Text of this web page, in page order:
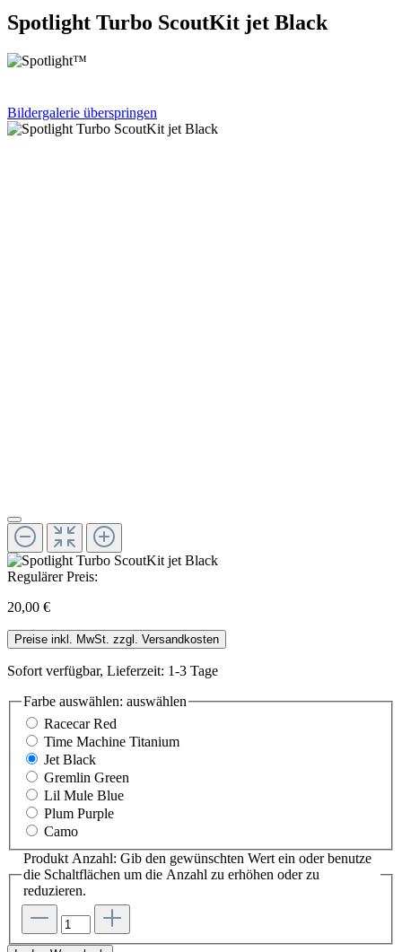
Spotlight Turbo ScoutKit jet Black
Bildergalerie überspringen
Regulärer Preis:
20,00 €
Preise inkl. MwSt. zzgl. Versandkosten
Sofort verfügbar, Lieferzeit: 1-3 Tage
Farbe auswählen: auswählen
Racecar Red
Time Machine Titanium
Jet Black
Gremlin Green
Lil Mule Blue
Plum Purple
Camo
Produkt Anzahl: Gib den gewünschten Wert ein oder benutze
die Schaltflächen um die Anzahl zu erhöhen oder zu
reduzieren.